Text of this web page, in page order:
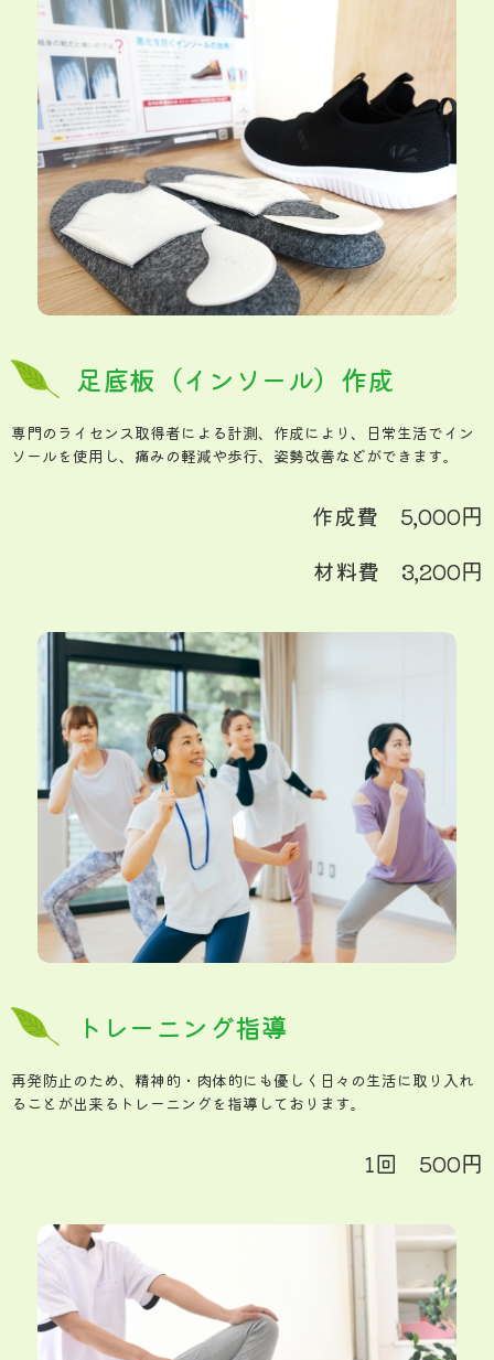
足底板（インソール）作成
専門のライセンス取得者による計測、作成により、日常生活でイン
ソールを使用し、痛みの軽減や歩行、姿勢改善などができます。
作成費 5,000円
材料費 3,200円
トレーニング指導
再発防止のため、精神的・肉体的にも優しく日々の生活に取り入れ
ることが出来るトレーニングを指導しております。
1回 500円